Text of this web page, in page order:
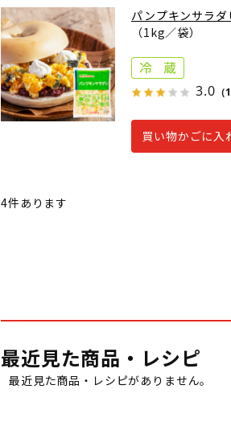
パンプキンサラダ
（1kg／袋）
3.0 （
買い物かごに入
4件あります
最近見た商品・レシピ
最近見た商品・レシピがありません。